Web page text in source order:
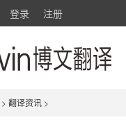
登录 注册
> 翻译资讯 >